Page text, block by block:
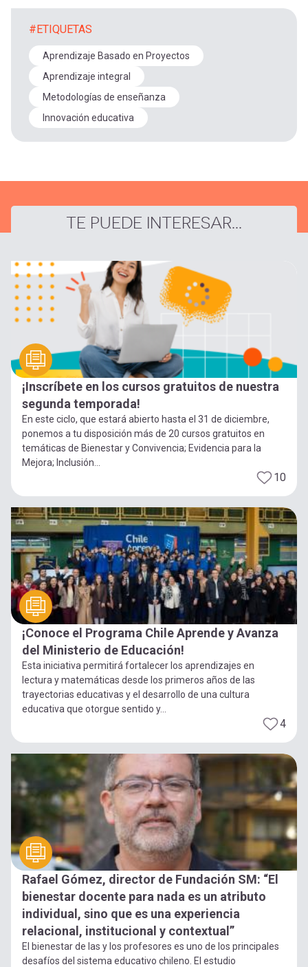
#ETIQUETAS
Aprendizaje Basado en Proyectos
Aprendizaje integral
Metodologías de enseñanza
Innovación educativa
TE PUEDE INTERESAR...
¡Inscríbete en los cursos gratuitos de nuestra
segunda temporada!
En este ciclo, que estará abierto hasta el 31 de diciembre,
ponemos a tu disposición más de 20 cursos gratuitos en
temáticas de Bienestar y Convivencia; Evidencia para la
Mejora; Inclusión...
10
¡Conoce el Programa Chile Aprende y Avanza
del Ministerio de Educación!
Esta iniciativa permitirá fortalecer los aprendizajes en
lectura y matemáticas desde los primeros años de las
trayectorias educativas y el desarrollo de una cultura
educativa que otorgue sentido y...
4
Rafael Gómez, director de Fundación SM: “El
bienestar docente para nada es un atributo
individual, sino que es una experiencia
relacional, institucional y contextual”
El bienestar de las y los profesores es uno de los principales
desafíos del sistema educativo chileno. El estudio